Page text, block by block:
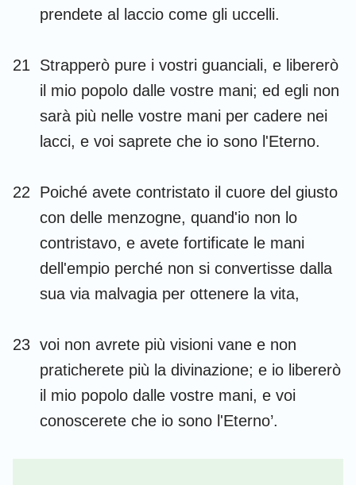
prendete al laccio come gli uccelli.
21
Strapperò pure i vostri guanciali, e libererò
il mio popolo dalle vostre mani; ed egli non
sarà più nelle vostre mani per cadere nei
lacci, e voi saprete che io sono l'Eterno.
22
Poiché avete contristato il cuore del giusto
con delle menzogne, quand'io non lo
contristavo, e avete fortificate le mani
dell'empio perché non si convertisse dalla
sua via malvagia per ottenere la vita,
23 voi non avrete più visioni vane e non
praticherete più la divinazione; e io libererò
il mio popolo dalle vostre mani, e voi
conoscerete che io sono l'Eterno’.